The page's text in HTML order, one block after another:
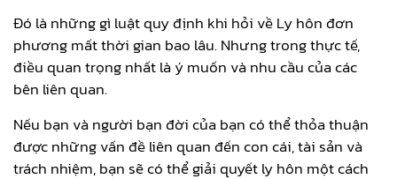
Đó là những gì luật quy định khi hỏi về Ly hôn đơn
phương mất thời gian bao lâu. Nhưng trong thực tế,
điều quan trọng nhất là ý muốn và nhu cầu của các
bên liên quan.
Nếu bạn và người bạn đời của bạn có thể thỏa thuận
được những vấn đề liên quan đến con cái, tài sản và
trách nhiệm, bạn sẽ có thể giải quyết ly hôn một cách